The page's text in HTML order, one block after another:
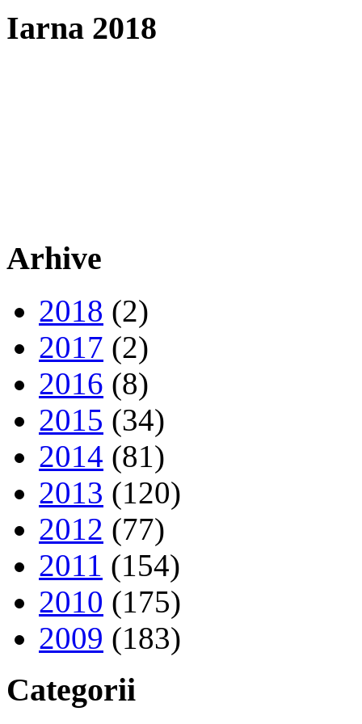
Iarna 2018
Arhive
2018 (2)
2017 (2)
2016 (8)
2015 (34)
2014 (81)
2013 (120)
2012 (77)
2011 (154)
2010 (175)
2009 (183)
Categorii